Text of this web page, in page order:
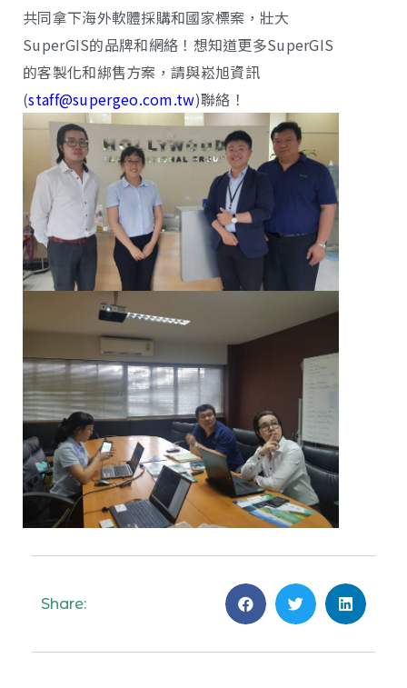
共同拿下海外軟體採購和國家標案，壯大
SuperGIS的品牌和網絡！想知道更多SuperGIS
的客製化和綁售方案，請與崧旭資訊
(staff@supergeo.com.tw)聯絡！
Share: